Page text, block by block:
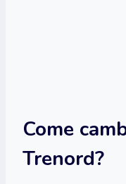
Come
Trenord?